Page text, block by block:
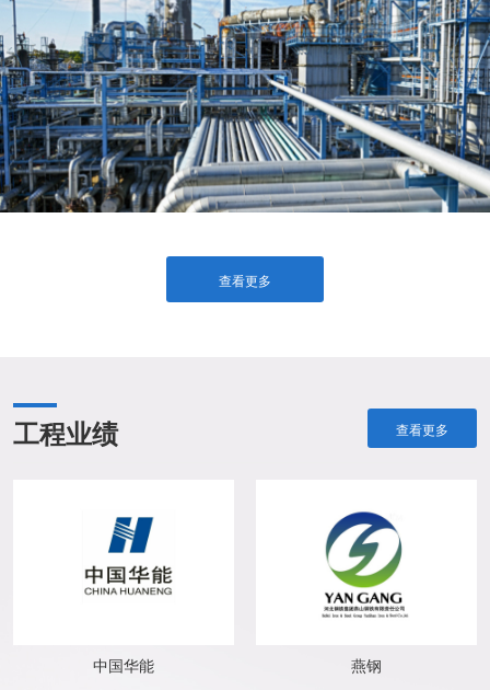
查看更多
工程业绩 查看更多
中国华能 燕钢